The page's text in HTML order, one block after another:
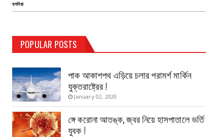
হলদিয়া
POPULAR POSTS
TEST PAGE
August 14, 2019
পাক আকাশপথ এড়িয়ে চলার পরামর্শ মার্কিন
যুক্তরাষ্ট্রের !
January 02, 2020
ঙ্গে করোনা আতঙ্ক, জ্বর নিয়ে হাসপাতালে ভর্তি
যুবক !